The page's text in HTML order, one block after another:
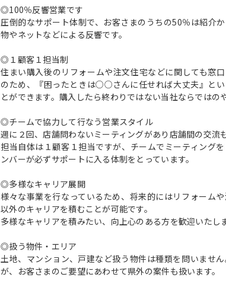
◎100％反響営業です
圧倒的なサポート体制で、お客さまのうちの50％は紹介
物やネットなどによる反響です。
◎１顧客１担当制
住まい購入後のリフォームや注文住宅などに関しても窓
のため、『困ったときは○○さんに任せれば大丈夫』と
とができます。購入したら終わりではない当社ならではの
◎チームで協力して行なう営業スタイル
週に２回、店舗問わないミーティングがあり店舗間の交流
担当自体は１顧客１担当ですが、チームでミーティング
ンバーが必ずサポートに入る体制をとっています。
◎多様なキャリア展開
様々な事業を行なっているため、将来的にはリフォーム
以外のキャリアを積むことが可能です。
多様なキャリアを積みたい、向上心のある方を歓迎いたしま
◎扱う物件・エリア
土地、マンション、戸建など扱う物件は種類を問いませ
が、お客さまのご要望にあわせて県外の案件も扱います。